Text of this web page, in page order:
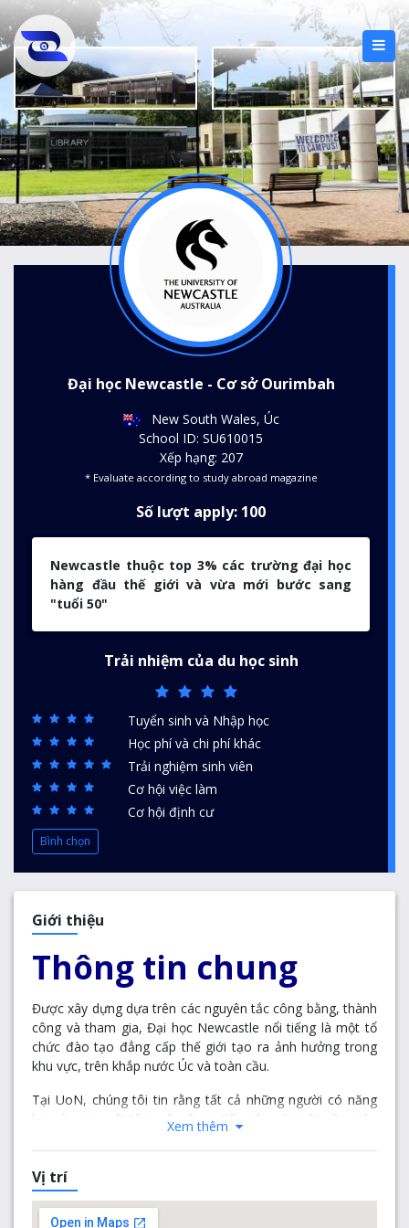
Đại học Newcastle - Cơ sở Ourimbah
New South Wales, Úc
School ID: SU610015
Xếp hạng: 207
* Evaluate according to study abroad magazine
Số lượt apply: 100
Newcastle thuộc top 3% các trường đại học
hàng đầu thế giới và vừa mới bước sang
"tuổi 50"
Trải nhiệm của du học sinh
Tuyển sinh và Nhập học
Học phí và chi phí khác
Trải nghiệm sinh viên
Cơ hội việc làm
Cơ hội định cư
Bình chọn
Giới thiệu
Thông tin chung
Được xây dựng dựa trên các nguyên tắc công bằng, thành
công và tham gia, Đại học Newcastle nổi tiếng là một tổ
chức đào tạo đẳng cấp thế giới tạo ra ảnh hưởng trong
khu vực, trên khắp nước Úc và toàn cầu.
Tại UoN, chúng tôi tin rằng tất cả những người có năng
lực và sự quyết tâm nên được tiếp cận với một nền giáo
luôn nỗ lực hết mình để thực hiện lời hứa tiếp cận, tham
gia và thành công trong giáo dục. Mỗi năm, khoảng 3.000
sinh viên đăng ký vào các khóa học dự bị của chúng tôi để
chuyển tiếp lên nền giáo dục đại học và hỗ trợ để phát
Xem thêm
Vị trí